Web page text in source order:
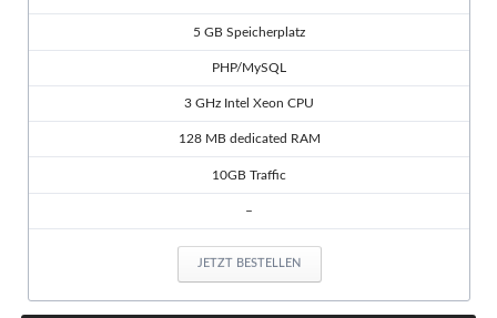
5 GB Speicherplatz
PHP/MySQL
3 GHz Intel Xeon CPU
128 MB dedicated RAM
10GB Traffic
–
JETZT BESTELLEN